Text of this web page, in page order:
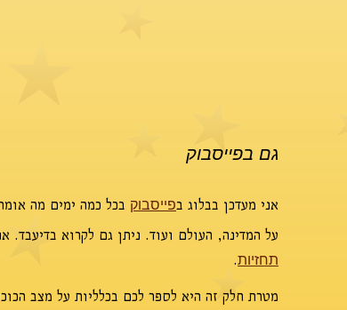
גם בפייסבוק
אני מעדכן בבלוג בפייסבוק בכל כמה ימים מה
על המדינה, העולם ועוד. ניתן גם לקרוא
תחזיות.
מטרת חלק זה היא לספר לכם בכלליות על מצב